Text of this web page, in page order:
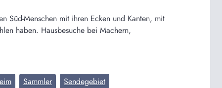
Süd-Menschen mit ihren Ecken und Kanten, mit
haben. Hausbesuche bei Machern,
Sammler
Sendegebiet